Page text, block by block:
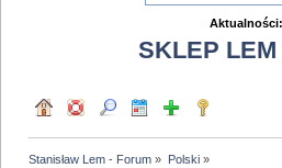
Aktualności:
SKLEP LEM
Stanisław Lem - Forum » Polski»